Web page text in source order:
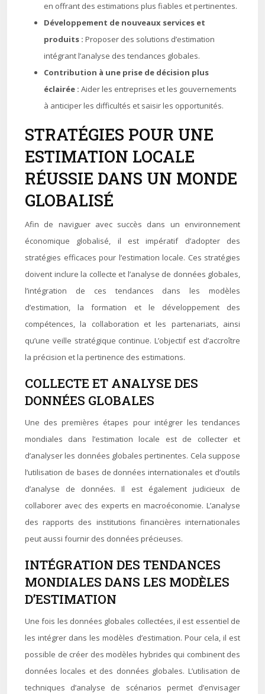
en offrant des estimations plus fiables et pertinentes.
Développement de nouveaux services et
produits : Proposer des solutions d’estimation
intégrant l’analyse des tendances globales.
Contribution à une prise de décision plus
éclairée : Aider les entreprises et les gouvernements
à anticiper les difficultés et saisir les opportunités.
STRATÉGIES POUR UNE
ESTIMATION LOCALE
RÉUSSIE DANS UN MONDE
GLOBALISÉ
Afin de naviguer avec succès dans un environnement
économique globalisé, il est impératif d’adopter des
stratégies efficaces pour l’estimation locale. Ces stratégies
doivent inclure la collecte et l’analyse de données globales,
l’intégration de ces tendances dans les modèles
d’estimation, la formation et le développement des
compétences, la collaboration et les partenariats, ainsi
qu’une veille stratégique continue. L’objectif est d’accroître
la précision et la pertinence des estimations.
COLLECTE ET ANALYSE DES
DONNÉES GLOBALES
Une des premières étapes pour intégrer les tendances
mondiales dans l’estimation locale est de collecter et
d’analyser les données globales pertinentes. Cela suppose
l’utilisation de bases de données internationales et d’outils
d’analyse de données. Il est également judicieux de
collaborer avec des experts en macroéconomie. L’analyse
des rapports des institutions financières internationales
peut aussi fournir des données précieuses.
INTÉGRATION DES TENDANCES
MONDIALES DANS LES MODÈLES
D’ESTIMATION
Une fois les données globales collectées, il est essentiel de
les intégrer dans les modèles d’estimation. Pour cela, il est
possible de créer des modèles hybrides qui combinent des
données locales et des données globales. L’utilisation de
techniques d’analyse de scénarios permet d’envisager